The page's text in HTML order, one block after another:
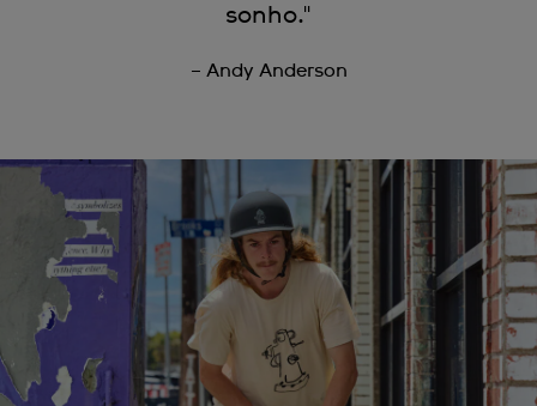
sonho."
– Andy Anderson